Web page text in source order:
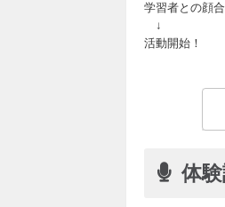
学習者との顔
↓
活動開始！
体